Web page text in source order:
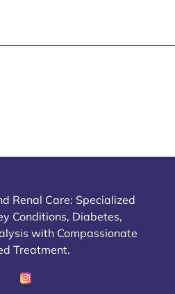
Renal Care: Specialized
Conditions, Diabetes,
with Compassionate
Treatment.